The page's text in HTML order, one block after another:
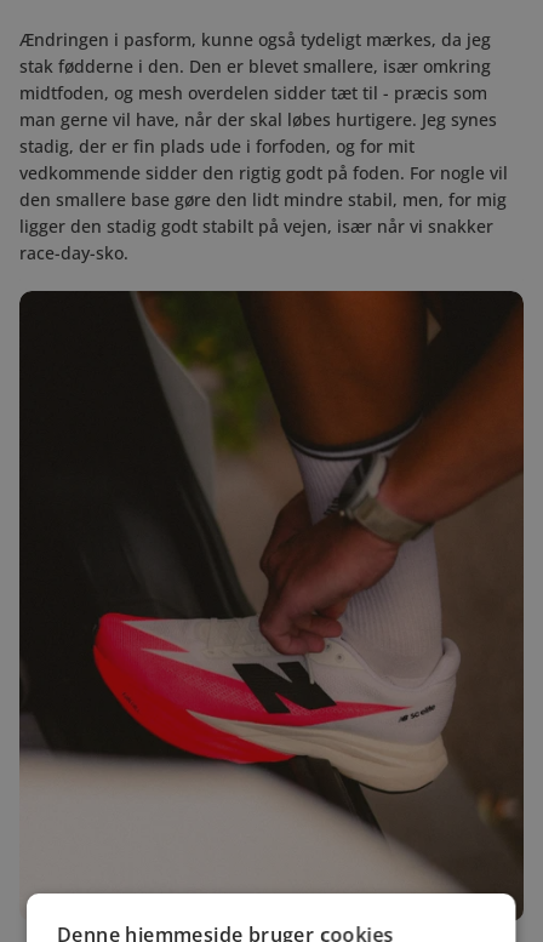
Ændringen i pasform, kunne også tydeligt mærkes, da jeg
stak fødderne i den. Den er blevet smallere, især omkring
midtfoden, og mesh overdelen sidder tæt til - præcis som
man gerne vil have, når der skal løbes hurtigere. Jeg synes
stadig, der er fin plads ude i forfoden, og for mit
vedkommende sidder den rigtig godt på foden. For nogle vil
den smallere base gøre den lidt mindre stabil, men, for mig
ligger den stadig godt stabilt på vejen, især når vi snakker
race-day-sko.
Denne hjemmeside bruger cookies